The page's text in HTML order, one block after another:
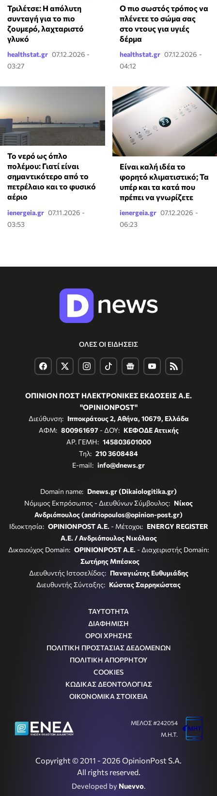
Τριλέτσε: Η απόλυτη
συνταγή για το πιο
ζουμερό, λαχταριστό
γλυκό
healthstat.gr 07.12.2026 -
03:27
Ο πιο σωστός τρόπος να
πλένετε το σώμα σας
στο ντους για υγιές
δέρμα
healthstat.gr 07.12.2026 -
04:12
Το νερό ως όπλο
πολέμου: Γιατί είναι
σημαντικότερο από το
πετρέλαιο και το φυσικό
αέριο
ienergeia.gr 07.11.2026 -
03:53
Είναι καλή ιδέα το
φορητό κλιματιστικό; Τα
υπέρ και τα κατά που
πρέπει να γνωρίζετε
ienergeia.gr 07.12.2026 -
06:23
ΟΛΕΣ ΟΙ ΕΙΔΗΣΕΙΣ
ΟΠΙΝΙΟΝ ΠΟΣΤ ΗΛΕΚΤΡΟΝΙΚΕΣ ΕΚΔΟΣΕΙΣ Α.Ε.
"OPINIONPOST"
Διεύθυνση: Ιπποκράτους 2, Αθήνα, 10679, Ελλάδα
ΑΦΜ: 800961697- ΔΟΥ: ΚΕΦΟΔΕ Αττικής
ΑΡ. ΓΕΜΗ: 145803601000
Τηλ: 210 3608484
E-mail: info@dnews.gr
Domain name: Dnews.gr (Dikaiologitika.gr)
Νόμιμος Εκπρόσωπος - Διευθύνων Σύμβουλος: Νίκος
Ανδριόπουλος (andriopoulos@opinion-post.gr)
Ιδιοκτησία: OPINIONPOST A.E. - Μέτοχοι: ENERGY REGISTER
Α.Ε. / Ανδριόπουλος Νικόλαος
Δικαιούχος Domain: OPINIONPOST A.E. - Διαχειριστής Domain:
Σωτήρης Μπέσκος
Διευθυντής Ιστοσελίδας: Παναγιώτης Ευθυμιάδης
Διευθυντής Σύνταξης: Κώστας Σαρρηκώστας
ΤΑΥΤΟΤΗΤΑ
ΔΙΑΦΗΜΙΣΗ
ΟΡΟΙ ΧΡΗΣΗΣ
ΠΟΛΙΤΙΚΗ ΠΡΟΣΤΑΣΙΑΣ ΔΕΔΟΜΕΝΩΝ
ΠΟΛΙΤΙΚΗ ΑΠΟΡΡΗΤΟΥ
COOKIES
ΚΩΔΙΚΑΣ ΔΕΟΝΤΟΛΟΓΙΑΣ
ΟΙΚΟΝΟΜΙΚΑ ΣΤΟΙΧΕΙΑ
Copyright © 2011 - 2026 OpinionPost S.A.
All rights reserved.
Developed by Nuevvo.
ΜΕΛΟΣ #242054
Μ.Η.Τ.